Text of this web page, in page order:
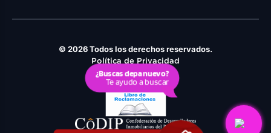
© 2026 Todos los derechos reservados.
Política de Privacidad
Derechos ARCO
Política de Cookies
¿Buscas depa nuevo?
Te ayudo a buscar